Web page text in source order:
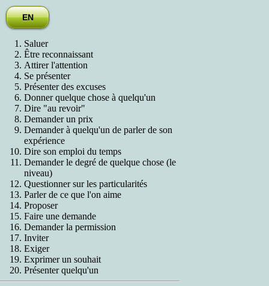
EN
Saluer
Être reconnaissant
Attirer l'attention
Se présenter
Présenter des excuses
Donner quelque chose à quelqu'un
Dire "au revoir"
Demander un prix
Demander à quelqu'un de parler de son
expérience
Dire son emploi du temps
Demander le degré de quelque chose (le
niveau)
Questionner sur les particularités
Parler de ce que l'on aime
Proposer
Faire une demande
Demander la permission
Inviter
Exiger
Exprimer un souhait
Présenter quelqu'un